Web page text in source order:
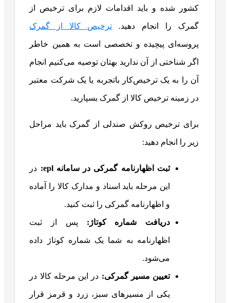
کشور شده و باید اقدامات لازم برای ترخیص از
گمرک را انجام دهید. ترخیص کالا از گمرک
پروسه‌ای پیچیده و تخصصی است به همین خاطر
اگر شناختی از آن ندارید بهتان توصیه می‌کنیم انجام
آن را به یک ترخیص‌کار باتجربه یا یک شرکت معتبر
در زمینه ترخیص کالا از گمرک بسپارید.
برای ترخیص روکش صندلی از گمرک باید مراحل
زیر را انجام دهید:
ثبت اظهارنامه گمرکی در سامانهepl
: در
این مرحله باید اسناد و مدارک کالا را آماده
و اظهارنامه گمرکی را ثبت کنید.
دریافت شماره کوتاژ: پس از ثبت
اظهارنامه به شما یک شماره کوتاژ داده
می‌شود.
تعیین مسیر گمرکی: در این مرحله کالا در
یکی از مسیرهای سبز، زرد و قرمز قرار